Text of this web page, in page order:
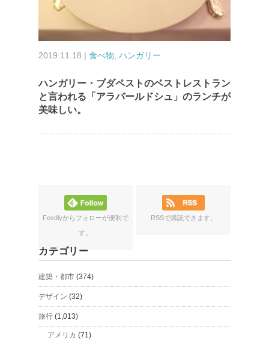
2019.11.18 | 食べ物 ハンガリー
ハンガリー・ブダペストのベストレストラン
と言われる「アラバールドシュ」のランチが
美味しい。
Feedlyからフォローが便利で
す。
RSSで購読できます。
カテゴリー
建築・都市 (374)
デザイン (32)
旅行 (1,013)
アメリカ (71)